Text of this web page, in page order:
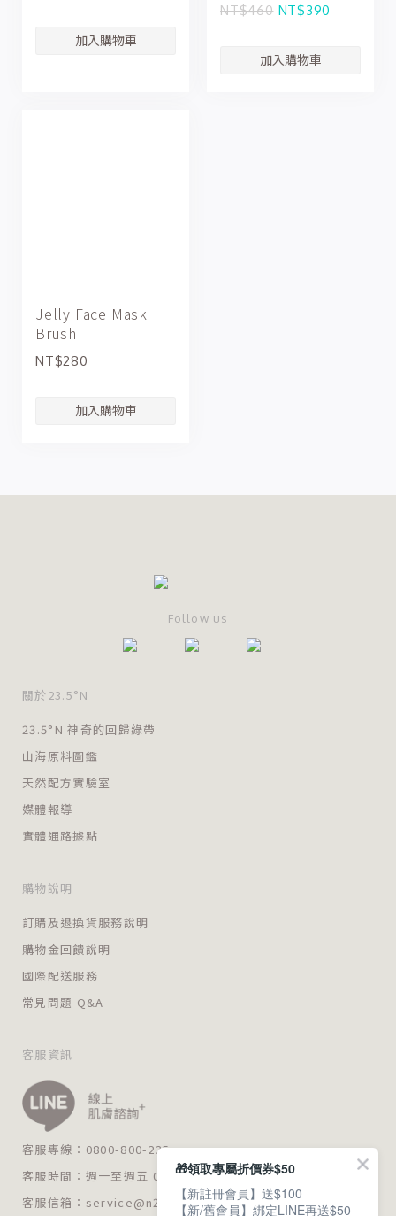
NT$460 NT$390
Jelly Face Mask
Brush
NT$280
Follow us
關於23.5°N
23.5°N 神奇的回歸綠帶
山海原料圖鑑
天然配方實驗室
媒體報導
實體通路據點
購物說明
訂購及退換貨服務說明
購物金回饋說明
國際配送服務
常見問題 Q&A
客服資訊
客服專線：0800-800-235
客服時間：週一至週五 09:00～18:00
客服信箱： service@n235.com.tw
🎁領取專屬折價券$50
【新註冊會員】送$100
【新/舊會員】綁定LINE再送$50